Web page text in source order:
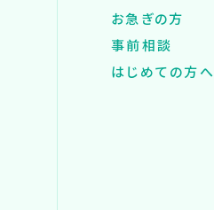
お急ぎの方
事前相談
はじめての方へ